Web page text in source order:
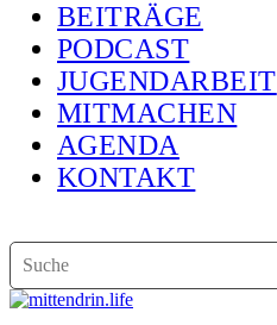
BEITRÄGE
PODCAST
JUGENDARBEIT
MITMACHEN
AGENDA
KONTAKT